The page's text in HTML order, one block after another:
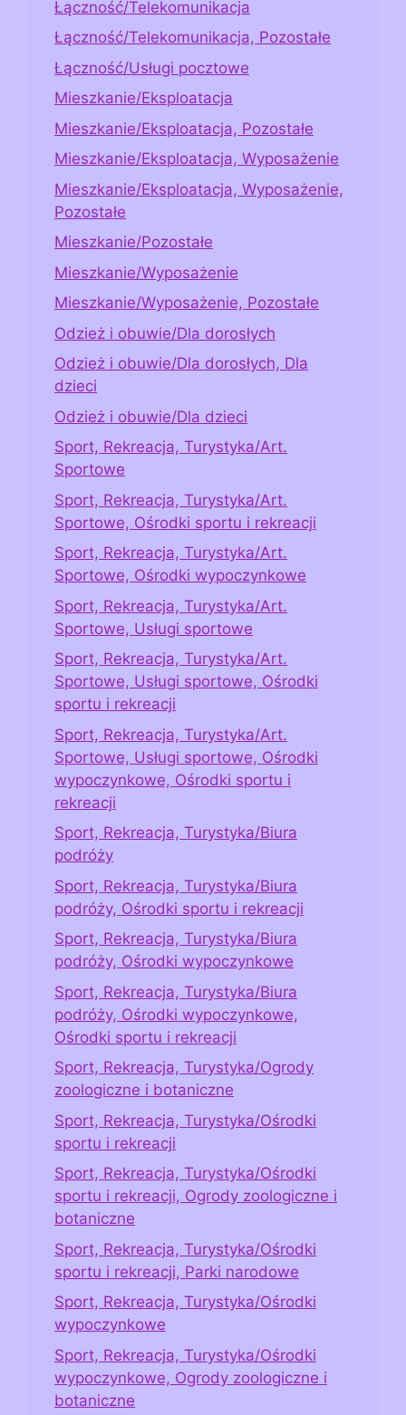
Łączność/Telekomunikacja
Łączność/Telekomunikacja, Pozostałe
Łączność/Usługi pocztowe
Mieszkanie/Eksploatacja
Mieszkanie/Eksploatacja, Pozostałe
Mieszkanie/Eksploatacja, Wyposażenie
Mieszkanie/Eksploatacja, Wyposażenie,
Pozostałe
Mieszkanie/Pozostałe
Mieszkanie/Wyposażenie
Mieszkanie/Wyposażenie, Pozostałe
Odzież i obuwie/Dla dorosłych
Odzież i obuwie/Dla dorosłych, Dla
dzieci
Odzież i obuwie/Dla dzieci
Sport, Rekreacja, Turystyka/Art.
Sportowe
Sport, Rekreacja, Turystyka/Art.
Sportowe, Ośrodki sportu i rekreacji
Sport, Rekreacja, Turystyka/Art.
Sportowe, Ośrodki wypoczynkowe
Sport, Rekreacja, Turystyka/Art.
Sportowe, Usługi sportowe
Sport, Rekreacja, Turystyka/Art.
Sportowe, Usługi sportowe, Ośrodki
sportu i rekreacji
Sport, Rekreacja, Turystyka/Art.
Sportowe, Usługi sportowe, Ośrodki
wypoczynkowe, Ośrodki sportu i
rekreacji
Sport, Rekreacja, Turystyka/Biura
podróży
Sport, Rekreacja, Turystyka/Biura
podróży, Ośrodki sportu i rekreacji
Sport, Rekreacja, Turystyka/Biura
podróży, Ośrodki wypoczynkowe
Sport, Rekreacja, Turystyka/Biura
podróży, Ośrodki wypoczynkowe,
Ośrodki sportu i rekreacji
Sport, Rekreacja, Turystyka/Ogrody
zoologiczne i botaniczne
Sport, Rekreacja, Turystyka/Ośrodki
sportu i rekreacji
Sport, Rekreacja, Turystyka/Ośrodki
sportu i rekreacji, Ogrody zoologiczne i
botaniczne
Sport, Rekreacja, Turystyka/Ośrodki
sportu i rekreacji, Parki narodowe
Sport, Rekreacja, Turystyka/Ośrodki
wypoczynkowe
Sport, Rekreacja, Turystyka/Ośrodki
wypoczynkowe, Ogrody zoologiczne i
botaniczne